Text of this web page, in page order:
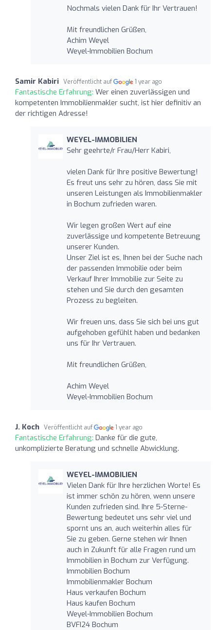
Nochmals vielen Dank für Ihr Vertrauen!
Mit freundlichen Grüßen,
Achim Weyel
Weyel-Immobilien Bochum
Samir Kabiri Veröffentlicht auf 1 year ago
Fantastische Erfahrung: Wer einen zuverlässigen und
kompetenten Immobilienmakler sucht, ist hier definitiv an
der richtigen Adresse!
WEYEL-IMMOBILIEN
Sehr geehrte/r Frau/Herr Kabiri,
vielen Dank für Ihre positive Bewertung!
Es freut uns sehr zu hören, dass Sie mit
unseren Leistungen als Immobilienmakler
in Bochum zufrieden waren.
Wir legen großen Wert auf eine
zuverlässige und kompetente Betreuung
unserer Kunden.
Unser Ziel ist es, Ihnen bei der Suche nach
der passenden Immobilie oder beim
Verkauf Ihrer Immobilie zur Seite zu
stehen und Sie durch den gesamten
Prozess zu begleiten.
Wir freuen uns, dass Sie sich bei uns gut
aufgehoben gefühlt haben und bedanken
uns für Ihr Vertrauen.
Mit freundlichen Grüßen,
Achim Weyel
Weyel-Immobilien Bochum
J. Koch Veröffentlicht auf 1 year ago
Fantastische Erfahrung: Danke für die gute,
unkomplizierte Beratung und schnelle Abwicklung.
WEYEL-IMMOBILIEN
Vielen Dank für Ihre herzlichen Worte! Es
ist immer schön zu hören, wenn unsere
Kunden zufrieden sind. Ihre 5-Sterne-
Bewertung bedeutet uns sehr viel und
spornt uns an, auch weiterhin alles für
Sie zu geben. Gerne stehen wir Ihnen
auch in Zukunft für alle Fragen rund um
Immobilien in Bochum zur Verfügung.
Immobilien Bochum
Immobilienmakler Bochum
Haus verkaufen Bochum
Haus kaufen Bochum
Weyel-Immobilien Bochum
BVFI24 Bochum